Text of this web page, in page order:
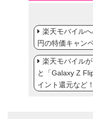
楽天モバイル
円の特価キャン
楽天モバイル
と「Galaxy Z
イント還元など！